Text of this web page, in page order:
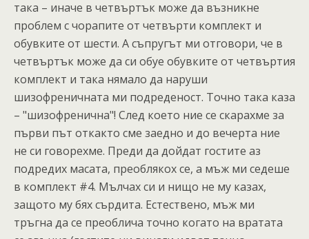
така – иначе в четвъртък може да възникне
проблем с чорапите от четвърти комплект и
обувките от шести. А съпругът ми отговори, че в
четвъртък може да си обуе обувките от четвъртия
комплект и така нямало да наруши
шизофреничната ми подреденост. Точно така каза
– "шизофренична"! След което ние се скарахме за
първи път откакто сме заедно и до вечерта ние
не си говорехме. Преди да дойдат гостите аз
подредих масата, преоблякох се, а мъж ми седеше
в комплект #4. Мълчах си и нищо не му казах,
защото му бях сърдита. Естествено, мъж ми
тръгна да се преоблича точно когато на вратата